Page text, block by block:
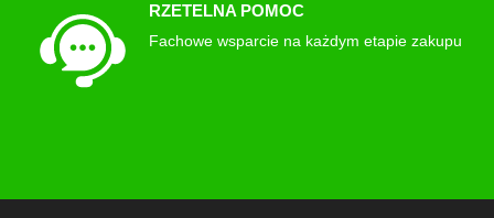
RZETELNA POMOC
Fachowe wsparcie na każdym etapie zakupu